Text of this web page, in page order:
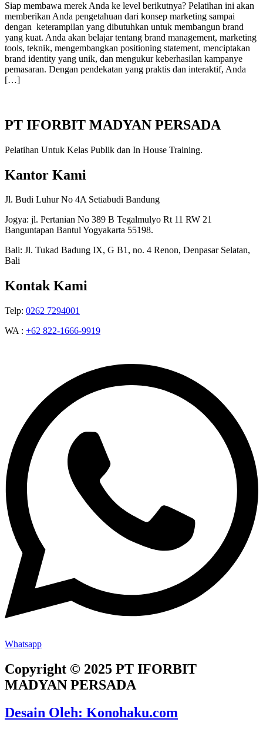
Siap membawa merek Anda ke level berikutnya? Pelatihan ini akan
memberikan Anda pengetahuan dari konsep marketing sampai
dengan keterampilan yang dibutuhkan untuk membangun brand
yang kuat. Anda akan belajar tentang brand management, marketing
tools, teknik, mengembangkan positioning statement, menciptakan
brand identity yang unik, dan mengukur keberhasilan kampanye
pemasaran. Dengan pendekatan yang praktis dan interaktif, Anda
[…]
PT IFORBIT MADYAN PERSADA
Pelatihan Untuk Kelas Publik dan In House Training.
Kantor Kami
Jl. Budi Luhur No 4A Setiabudi Bandung
Jogya: jl. Pertanian No 389 B Tegalmulyo Rt 11 RW 21
Banguntapan Bantul Yogyakarta 55198.
Bali: Jl. Tukad Badung IX, G B1, no. 4 Renon, Denpasar Selatan,
Bali
Kontak Kami
Telp: 0262 7294001
WA : +62 822-1666-9919
Whatsapp
Copyright © 2025 PT IFORBIT
MADYAN PERSADA
Desain Oleh: Konohaku.com